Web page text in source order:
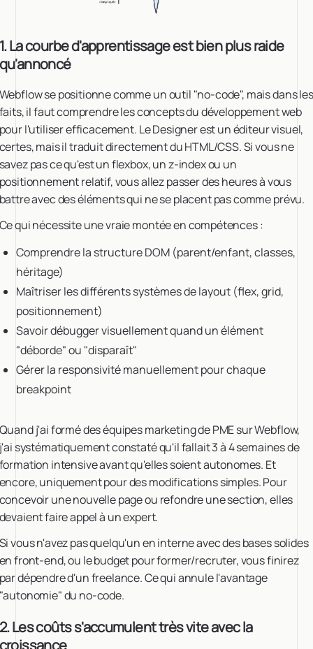
La courbe d'apprentissage est bien plus raide
se positionne comme un outil "no-code", mais dans les
il faut comprendre les concepts du développement web
l'utiliser efficacement. Le Designer est un éditeur visuel,
mais il traduit directement du HTML/CSS. Si vous ne
pas ce qu'est un flexbox, un z-index ou un
relatif, vous allez passer des heures à vous
avec des éléments qui ne se placent pas comme prévu.
qui nécessite une vraie montée en compétences :
Comprendre la structure DOM (parent/enfant, classes,
héritage)
Maîtriser les différents systèmes de layout (flex, grid,
positionnement)
Savoir débugger visuellement quand un élément
"déborde" ou "disparaît"
Gérer la responsivité manuellement pour chaque
breakpoint
j'ai formé des équipes marketing de PME sur Webflow,
systématiquement constaté qu'il fallait 3 à 4 semaines de
intensive avant qu'elles soient autonomes. Et
uniquement pour des modifications simples. Pour
une nouvelle page ou refondre une section, elles
faire appel à un expert.
vous n'avez pas quelqu'un en interne avec des bases solides
front-end, ou le budget pour former/recruter, vous finirez
dépendre d'un freelance. Ce qui annule l'avantage
du no-code.
Les coûts s'accumulent très vite avec la